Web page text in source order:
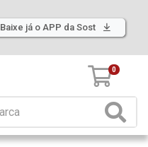
Baixe já o APP da Sost
0